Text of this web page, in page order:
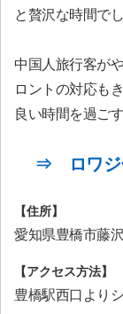
と贅沢な時間でし
中国人旅行客が
ロントの対応も
良い時間を過ご
⇒ ロワジ
【住所】
愛知県豊橋市藤
【アクセス方法】
豊橋駅西口より